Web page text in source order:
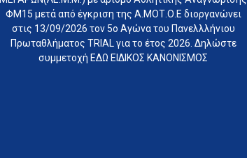
ΦΜ15 μετά από έγκριση της Α.ΜΟΤ.Ο.Ε διοργανώνει
στις 13/09/2026 τον 5ο Αγώνα του Πανελλλήνιου
Πρωταθλήματος TRIAL για το έτος 2026. Δηλώστε
συμμετοχή ΕΔΩ ΕΙΔΙΚΟΣ ΚΑΝΟΝΙΣΜΟΣ